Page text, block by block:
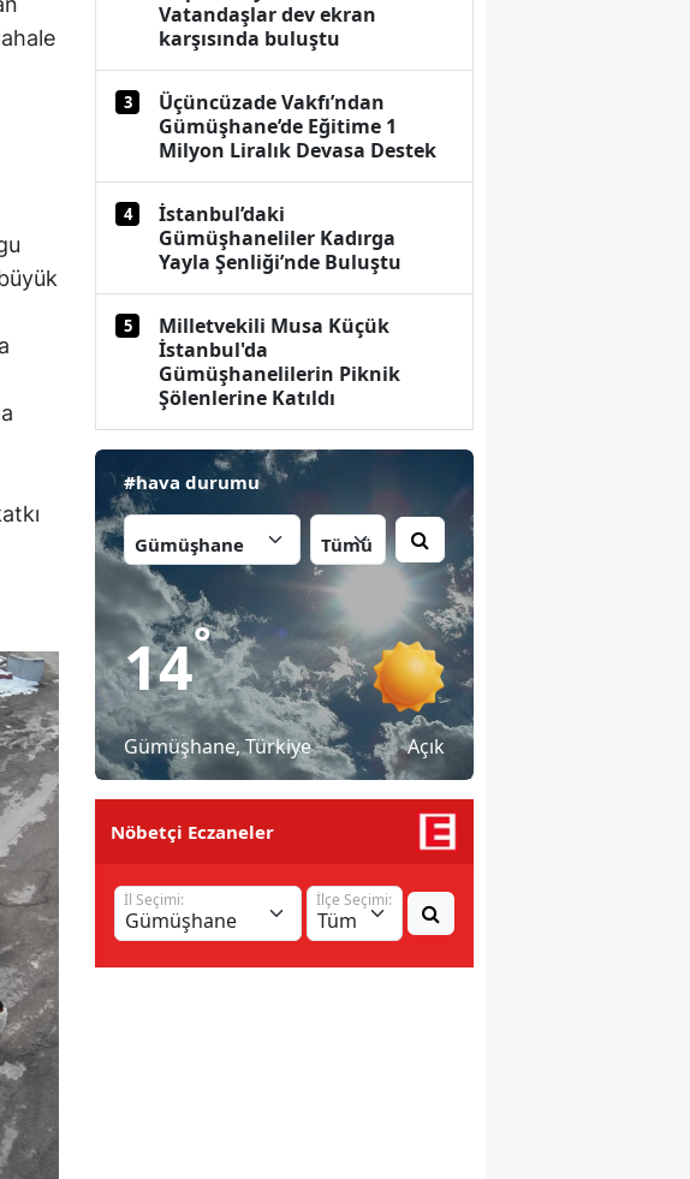
Vatandaşlar dev ekran
karşısında buluştu
3
Üçüncüzade Vakfı’ndan
Gümüşhane’de Eğitime 1
Milyon Liralık Devasa Destek
4
İstanbul’daki
Gümüşhaneliler Kadırga
Yayla Şenliği’nde Buluştu
5
Milletvekili Musa Küçük
İstanbul'da
Gümüşhanelilerin Piknik
Şölenlerine Katıldı
#hava durumu
14°
Gümüşhane, Türkiye Açık
Nöbetçi Eczaneler
İl Seçimi: İlçe Seçimi: